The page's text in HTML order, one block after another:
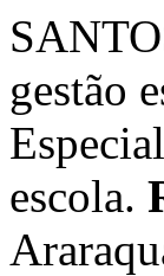
gestão
escola.